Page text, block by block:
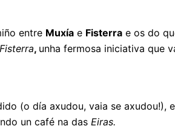
entre Muxía e Fisterra e os do
Fisterra, unha fermosa iniciativa que
(o día axudou, vaia se axudou!),
un café na das Eiras.